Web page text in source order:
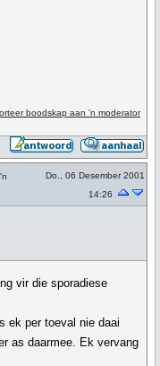
boodskap aan 'n moderator
Do., 06 Desember 2001
14:26
vir die sporadiese
ek per toeval nie daai
as daarmee. Ek vervang